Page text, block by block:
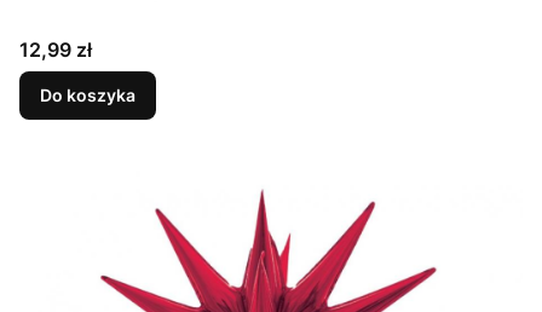
Cena
12,99 zł
Do koszyka